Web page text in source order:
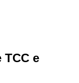
TCC e